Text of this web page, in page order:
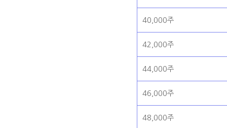
40,000주
42,000주
44,000주
46,000주
48,000주